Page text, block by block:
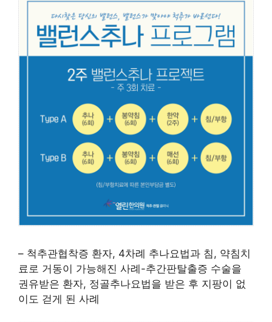
– 척추관협착증 환자, 4차례 추나요법과 침, 약침치
료로 거동이 가능해진 사례-추간판탈출증 수술을
권유받은 환자, 정골추나요법을 받은 후 지팡이 없
이도 걷게 된 사례